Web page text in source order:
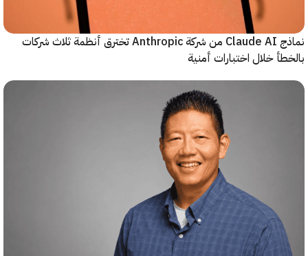
نماذج Claude AI من شركة Anthropic تخترق أنظمة ثلاث شركات
خلال اختبارات أمنية